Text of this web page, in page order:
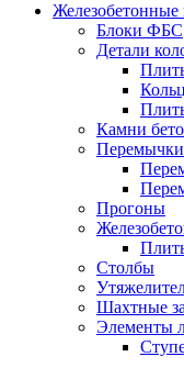
Железобетонные
Блоки ФБС
Детали
Камни
Перемычки
Прогоны
Столбы
Шахтные
Элементы